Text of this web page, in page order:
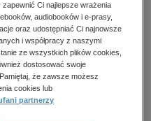
wnętrz
Ci najlepsze wrażenia
audiobooków i e-prasy,
oraz udostępniać Ci najnowsze
i współpracy z naszymi
ze wszystkich plików cookies,
dostosować swoje
że zawsze możesz
cookies lub
partnerzy